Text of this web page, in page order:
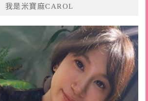
我是米寶麻CAROL